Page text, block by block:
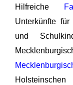
Hilfreiche
Unterkünfte
und